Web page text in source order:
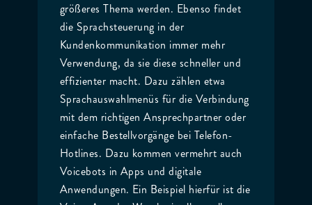
größeres Thema werden. Ebenso findet
die Sprachsteuerung in der
Kundenkommunikation immer mehr
Verwendung, da sie diese schneller und
effizienter macht. Dazu zählen etwa
Sprachauswahlmenüs für die Verbindung
mit dem richtigen Ansprechpartner oder
einfache Bestellvorgänge bei Telefon-
Hotlines. Dazu kommen vermehrt auch
Voicebots in Apps und digitale
Anwendungen. Ein Beispiel hierfür ist die